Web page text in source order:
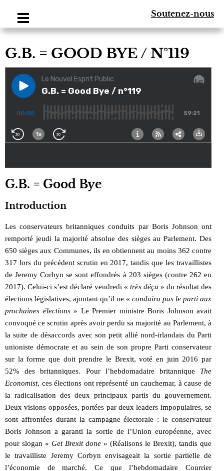
Soutenez-nous
G.B. = GOOD BYE / N°119
G.B. = Good Bye
Introduction
Les conservateurs britanniques conduits par Boris Johnson ont
remporté jeudi la majorité absolue des sièges au Parlement. Des
650 sièges aux Communes, ils en obtiennent au moins 362 contre
317 lors du précédent scrutin en 2017, tandis que les travaillistes
de Jeremy Corbyn se sont effondrés à 203 sièges (contre 262 en
2017). Celui-ci s’est déclaré vendredi « très déçu » du résultat des
élections législatives, ajoutant qu’il ne « conduira pas le parti aux
prochaines élections» Le Premier ministre Boris Johnson avait
convoqué ce scrutin après avoir perdu sa majorité au Parlement, à
la suite de désaccords avec son petit allié nord-irlandais du Parti
unioniste démocrate et au sein de son propre Parti conservateur
sur la forme que doit prendre le Brexit, voté en juin 2016 par
52% des britanniques. Pour l’hebdomadaire britannique The
Economist, ces élections ont représenté un cauchemar, à cause de
la radicalisation des deux principaux partis du gouvernement.
Deux visions opposées, portées par deux leaders impopulaires, se
sont affrontées durant la campagne électorale : le conservateur
Boris Johnson a garanti la sortie de l’Union européenne, avec
pour slogan « Get Brexit done » (Réalisons le Brexit), tandis que
le travailliste Jeremy Corbyn envisageait la sortie partielle de
l’économie de marché. Ce que l’hebdomadaire Courrier